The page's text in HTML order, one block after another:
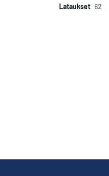
Lataukset 62